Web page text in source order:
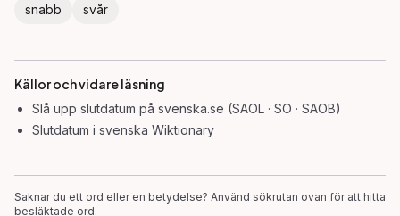
snabb
svår
Källor och vidare läsning
Slå upp slutdatum på svenska.se (SAOL · SO · SAOB)
Slutdatum i svenska Wiktionary
Saknar du ett ord eller en betydelse? Använd sökrutan ovan för att hitta
besläktade ord.